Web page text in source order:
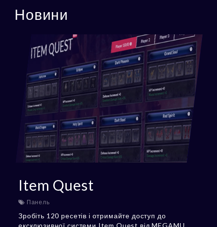
Новини
Item Quest
Панель
Зробіть 120 ресетів і отримайте доступ до
ексклюзивної системи Item Quest від MEGAMU.